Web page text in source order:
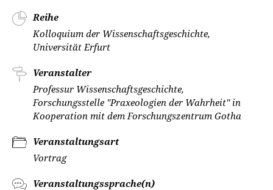
Reihe
Kolloquium der Wissenschaftsgeschichte,
Universität Erfurt
Veranstalter
Professur Wissenschaftsgeschichte,
Forschungsstelle "Praxeologien der Wahrheit" in
Kooperation mit dem Forschungszentrum Gotha
Veranstaltungsart
Vortrag
Veranstaltungssprache(n)